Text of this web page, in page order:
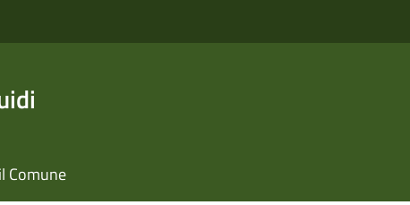
Comune